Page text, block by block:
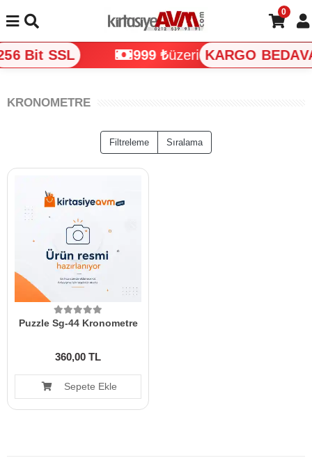
Bit SSL 999 ₺üzeri KARGO
0
KRONOMETRE
Filtreleme Sıralama
Puzzle Sg-44 Kronometre
360,00 TL
Sepete Ekle